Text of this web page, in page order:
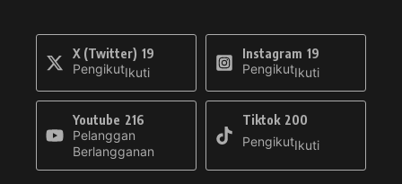
X (Twitter) 19
PengikutIkuti
Instagram 19
PengikutIkuti
Youtube 216
Pelanggan
Berlangganan
Tiktok 200
PengikutIkuti